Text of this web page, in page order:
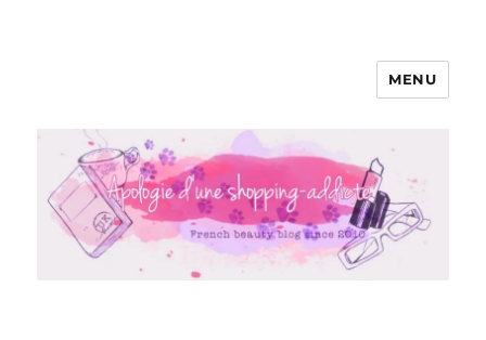
Apologie d'une Shopping-addicte
MENU